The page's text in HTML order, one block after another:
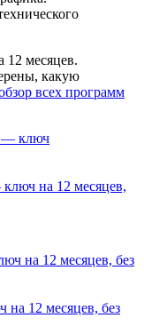
месяцев.
какую
всех программ
на 12 месяцев,
12 месяцев, без